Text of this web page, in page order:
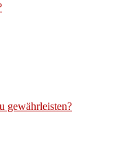
gewährleisten?